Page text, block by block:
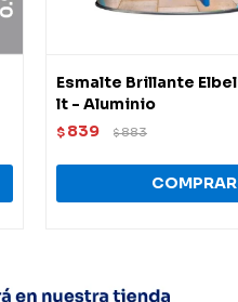
Esmalte Brillante
lt - Aluminio
$ 839 $883